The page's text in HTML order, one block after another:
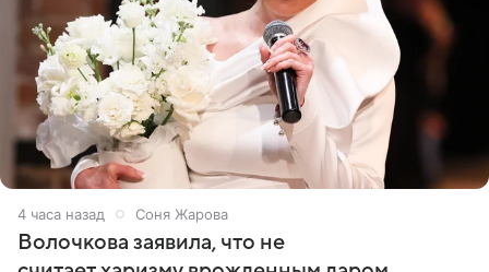
4 часа назад Соня Жарова
Волочкова заявила, что не